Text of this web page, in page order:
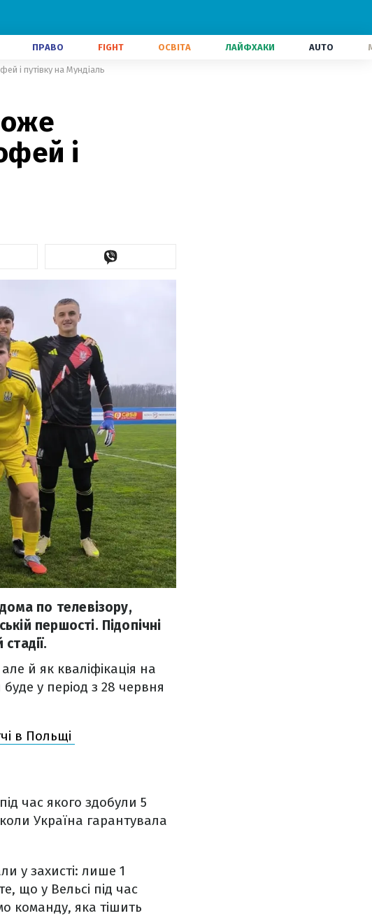
ПРАВО FIGHT ОСВІТА ЛАЙФХАКИ AUTO
і путівку на Мундіаль
і
по телевізору,
першості. Підопічні
й як кваліфікація на
у період з 28 червня
в Польщі
час якого здобули 5
Україна гарантувала
у захисті: лише 1
що у Вельсі під час
команду, яка тішить